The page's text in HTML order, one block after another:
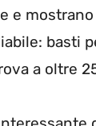
e
basti
a oltre